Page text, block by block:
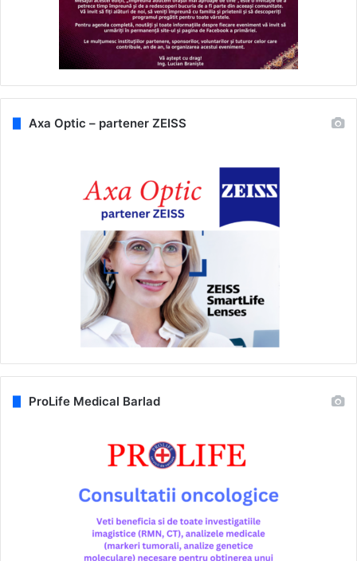
Axa Optic – partener ZEISS
ProLife Medical Barlad